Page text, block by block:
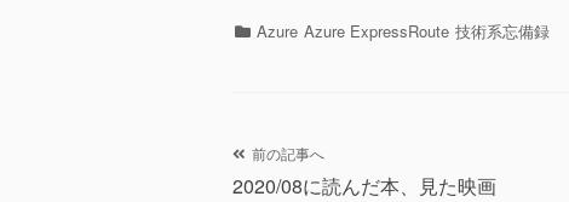
カ Azure Azure ExpressRoute 技術系忘備録
投前の記事へ
2020/08に読んだ本、見た映画